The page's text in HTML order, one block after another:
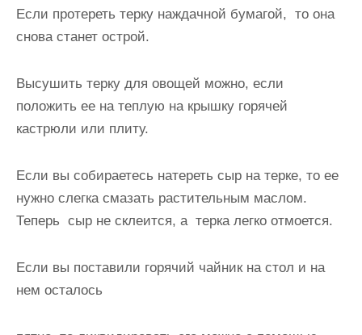
Если протереть терку наждачной бумагой, то она
снова станет острой.
Высушить терку для овощей можно, если
положить ее на теплую на крышку горячей
кастрюли или плиту.
Если вы собираетесь натереть сыр на терке, то ее
нужно слегка смазать растительным маслом.
Теперь сыр не склеится, а терка легко отмоется.
Если вы поставили горячий чайник на стол и на
нем осталось